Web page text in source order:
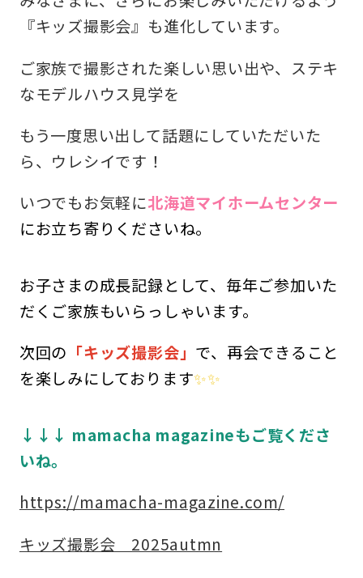
『キッズ撮影会』も進化しています。
ご家族で撮影された楽しい思い出や、ステキ
なモデルハウス見学を
もう一度思い出して話題にしていただいた
ら、ウレシイです！
いつでもお気軽に北海道マイホームセンター
にお立ち寄りくださいね。
お子さまの成長記録として、毎年ご参加いた
だくご家族もいらっしゃいます。
次回の 「キッズ撮影会」 で、再会できること
を楽しみにしております✨✨
↓↓↓ mamacha magazineもご覧くださ
いね。
https://mamacha-magazine.com/
キッズ撮影会 2025autmn